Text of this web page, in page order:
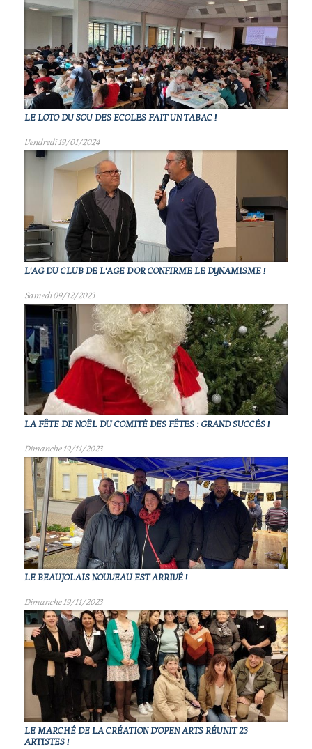
LE LOTO DU SOU DES ECOLES FAIT UN TABAC !
Vendredi 19/01/2024
L'AG DU CLUB DE L'AGE D'OR CONFIRME LE DYNAMISME !
Samedi 09/12/2023
LA FÊTE DE NOËL DU COMITÉ DES FÊTES : GRAND SUCCÈS !
Dimanche 19/11/2023
LE BEAUJOLAIS NOUVEAU EST ARRIVÉ !
Dimanche 19/11/2023
LE MARCHÉ DE LA CRÉATION D'OPEN ARTS RÉUNIT 23
ARTISTES !